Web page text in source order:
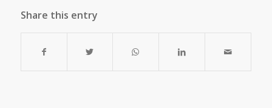
Share this entry